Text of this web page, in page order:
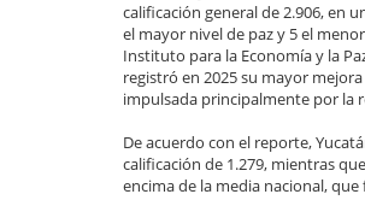
calificación general de 2.906, en
el mayor nivel de paz y 5 el
Instituto para la Economía y la
registró en 2025 su mayor
impulsada principalmente por la
De acuerdo con el reporte,
calificación de 1.279, mientras
encima de la media nacional, que